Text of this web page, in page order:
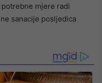
mjere radi
sanacije posljedica